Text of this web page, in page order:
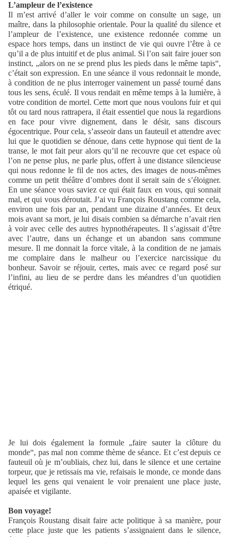
L’ampleur de l’existence
Il m’est arrivé d’aller le voir comme on consulte un sage, un
maître, dans la philosophie orientale. Pour la qualité du silence et
l’ampleur de l’existence, une existence redonnée comme un
espace hors temps, dans un instinct de vie qui ouvre l’être à ce
qu’il a de plus intuitif et de plus animal. Si l’on sait faire jouer son
instinct, „alors on ne se prend plus les pieds dans le même tapis“,
c’était son expression. En une séance il vous redonnait le monde,
à condition de ne plus interroger vainement un passé tourné dans
tous les sens, éculé. Il vous rendait en même temps à la lumière, à
votre condition de mortel. Cette mort que nous voulons fuir et qui
tôt ou tard nous rattrapera, il était essentiel que nous la regardions
en face pour vivre dignement, dans le désir, sans discours
égocentrique. Pour cela, s’asseoir dans un fauteuil et attendre avec
lui que le quotidien se dénoue, dans cette hypnose qui tient de la
transe, le mot fait peur alors qu’il ne recouvre que cet espace où
l’on ne pense plus, ne parle plus, offert à une distance silencieuse
qui nous redonne le fil de nos actes, des images de nous-mêmes
comme un petit théâtre d’ombres dont il serait sain de s’éloigner.
En une séance vous saviez ce qui était faux en vous, qui sonnait
mal, et qui vous déroutait. J’ai vu François Roustang comme cela,
environ une fois par an, pendant une dizaine d’années. Et deux
mois avant sa mort, je lui disais combien sa démarche n’avait rien
à voir avec celle des autres hypnothérapeutes. Il s’agissait d’être
avec l’autre, dans un échange et un abandon sans commune
mesure. Il me donnait la force vitale, à la condition de ne jamais
me complaire dans le malheur ou l’exercice narcissique du
bonheur. Savoir se réjouir, certes, mais avec ce regard posé sur
l’infini, au lieu de se perdre dans les méandres d’un quotidien
étriqué.
Je lui dois également la formule „faire sauter la clôture du
monde“, pas mal non comme thème de séance. Et c’est depuis ce
fauteuil où je m’oubliais, chez lui, dans le silence et une certaine
torpeur, que je retissais ma vie, refaisais le monde, ce monde dans
lequel les gens qui venaient le voir prenaient une place juste,
apaisée et vigilante.
Bon voyage!
François Roustang disait faire acte politique à sa manière, pour
cette place juste que les patients s’assignaient dans le silence,